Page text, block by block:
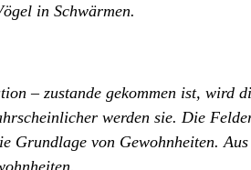
in Schwärmen.
– zustande gekommen ist, wird
werden sie. Die
Grundlage von Gewohnheiten.